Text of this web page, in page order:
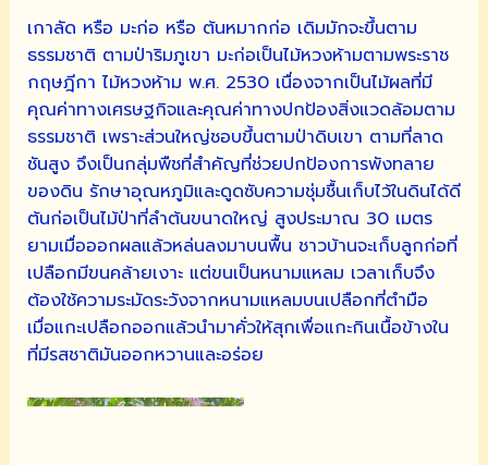
เกาลัด หรือ มะก่อ หรือ ต้นหมากก่อ เดิมมักจะขึ้นตาม
ธรรมชาติ ตามป่าริมภูเขา มะก่อเป็นไม้หวงห้ามตามพระราช
กฤษฎีกา ไม้หวงห้าม พ.ศ. 2530 เนื่องจากเป็นไม้ผลที่มี
คุณค่าทางเศรษฐกิจและคุณค่าทางปกป้องสิ่งแวดล้อมตาม
ธรรมชาติ เพราะส่วนใหญ่ชอบขึ้นตามป่าดิบเขา ตามที่ลาด
ชันสูง จึงเป็นกลุ่มพืชที่สำคัญที่ช่วยปกป้องการพังทลาย
ของดิน รักษาอุณหภูมิและดูดซับความชุ่มชื้นเก็บไว้ในดินได้ดี
ต้นก่อเป็นไม้ป่าที่ลำต้นขนาดใหญ่ สูงประมาณ 30 เมตร
ยามเมื่อออกผลแล้วหล่นลงมาบนพื้น ชาวบ้านจะเก็บลูกก่อที่
เปลือกมีขนคล้ายเงาะ แต่ขนเป็นหนามแหลม เวลาเก็บจึง
ต้องใช้ความระมัดระวังจากหนามแหลมบนเปลือกที่ตำมือ
เมื่อแกะเปลือกออกแล้วนำมาคั่วให้สุกเพื่อแกะกินเนื้อข้างใน
ที่มีรสชาติมันออกหวานและอร่อย